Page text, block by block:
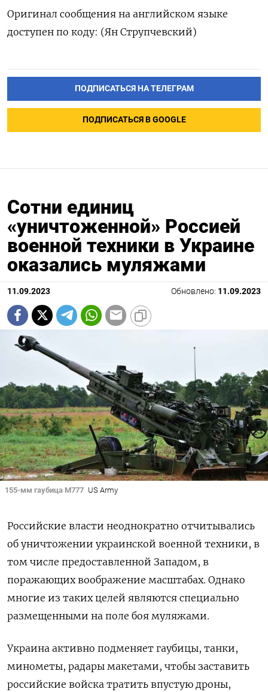
Оригинал сообщения на английском языке
доступен по коду: (Ян Струпчевский)
ПОДПИСАТЬСЯ НА ТЕЛЕГРАМ
ПОДПИСАТЬСЯ В GOOGLE
Сотни единиц
«уничтоженной» Россией
военной техники в Украине
оказались муляжами
11.09.2023 Обновлено: 11.09.2023
155-мм гаубица М777 US Army
Российские власти неоднократно отчитывались
об уничтожении украинской военной техники, в
том числе предоставленной Западом, в
поражающих воображение масштабах. Однако
многие из таких целей являются специально
размещенными на поле боя муляжами.
Украина активно подменяет гаубицы, танки,
минометы, радары макетами, чтобы заставить
российские войска тратить впустую дроны,